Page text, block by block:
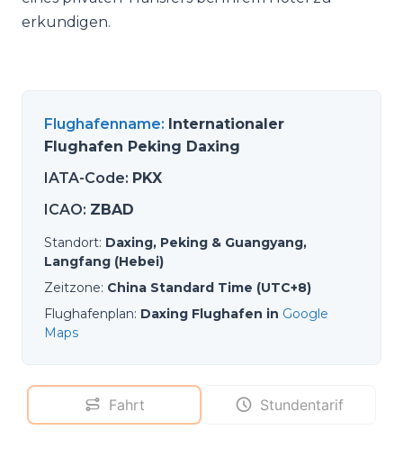
erkundigen.
Flughafenname: Internationaler
Flughafen Peking Daxing
IATA-Code: PKX
ICAO: ZBAD
Standort: Daxing, Peking & Guangyang,
Langfang (Hebei)
Zeitzone: China Standard Time (UTC+8)
Flughafenplan: Daxing Flughafen in Google
Maps